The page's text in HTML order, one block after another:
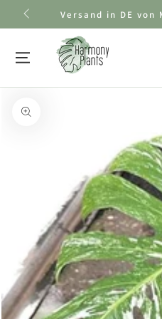
Zum Inhalt
springenVersand in DE
Zu den
springen